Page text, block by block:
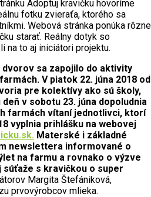
Adoptuj kravičku hovoríme
fotku zvieraťa, ktorého sa
Webová stránka ponúka rôzne
starať. Reálny dotyk so
na to aj iniciátori projektu.
dvorov sa zapojilo do aktivity
V piatok 22. júna 2018 od
pre kolektívy ako sú školy,
v sobotu 23. júna dopoludnia
farmách vítaní jednotlivci, ktorí
vyplnia prihlášku na webovej
Materské i základné
newslettera informované o
na farmu a rovnako o výzve
súťaže s kravičkou o super
Margita Štefániková,
prvovýrobcov mlieka.